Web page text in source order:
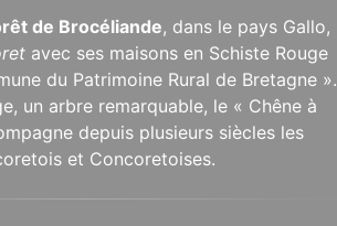
de Brocéliande, dans le pays Gallo,
avec ses maisons en Schiste Rouge
du Patrimoine Rural de Bretagne ».
un arbre remarquable, le « Chêne à
depuis plusieurs siècles les
et Concoretoises.